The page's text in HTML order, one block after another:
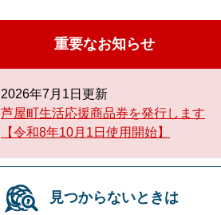
重要なお知らせ
2026年7月1日更新
芦屋町生活応援商品券を発行します
【令和8年10月1日使用開始】
見つからないときは